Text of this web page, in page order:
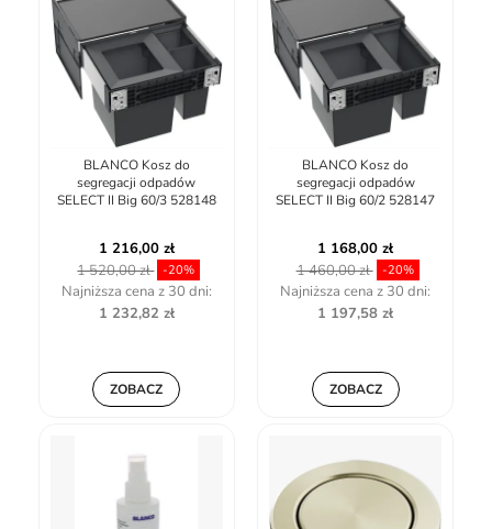
BLANCO Kosz do
segregacji odpadów
SELECT II Big 60/3 528148
1 216,00 zł
1 520,00 zł -20%
Najniższa cena z 30 dni:
1 232,82 zł
ZOBACZ
BLANCO Kosz do
segregacji odpadów
SELECT II Big 60/2 528147
1 168,00 zł
1 460,00 zł
-20%
Najniższa cena z 30 dni:
1 197,58 zł
ZOBACZ